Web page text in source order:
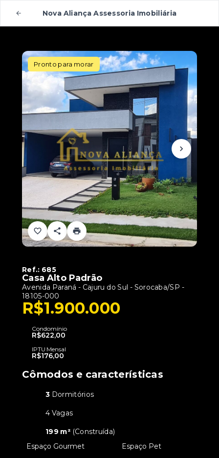
Nova Aliança Assessoria Imobiliária
Pronto para morar
Ref.: 685
Casa Alto Padrão
Avenida Paraná - Cajuru do Sul - Sorocaba/SP -
18105-000
R$1.900.000
Condomínio
R$622,00
IPTU Mensal
R$176,00
Cômodos e características
3 Dormitórios
4 Vagas
199 m² (Construída)
Espaço Gourmet
Espaço Pet